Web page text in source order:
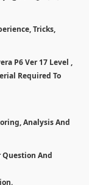
Tricks,
P6 Ver 17 Level ,
Required To
Analysis And
Question And